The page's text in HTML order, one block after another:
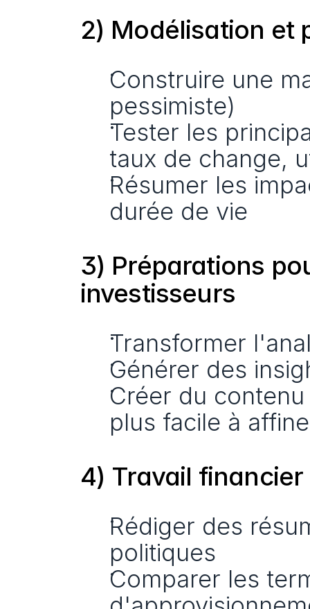
2) Modélisation et
Construire une
pessimiste)
Tester les
taux de change,
Résumer les
durée de vie
3) Préparations
investisseurs
Transformer
Générer des
Créer du
plus facile à
4) Travail
Rédiger des
politiques
Comparer les